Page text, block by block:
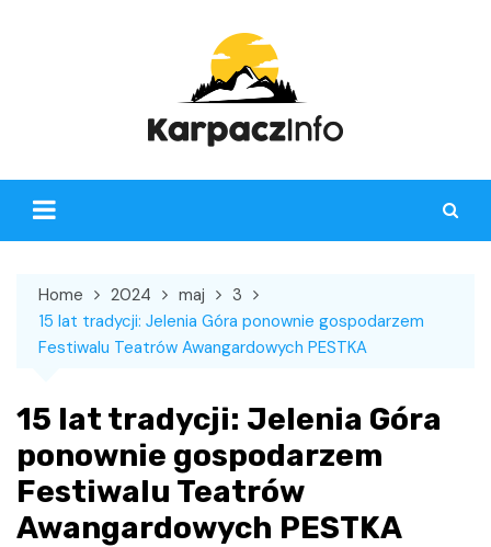
Home 2024 maj
3
15 lat tradycji: Jelenia Góra ponownie gospodarzem
Festiwalu Teatrów Awangardowych PESTKA
15 lat tradycji: Jelenia Góra
ponownie gospodarzem
Festiwalu Teatrów
Awangardowych PESTKA